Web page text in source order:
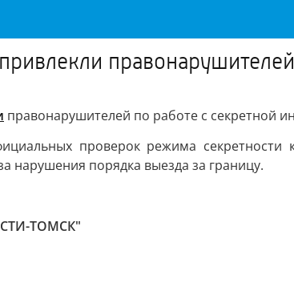
правонарушителей по работе с секретной
проверок режима секретности
нарушения порядка выезда за границу.
ТОМСК"